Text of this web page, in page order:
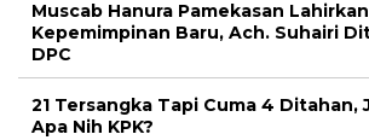
Muscab Hanura Pamekasan Lahirkan
Kepemimpinan Baru, Ach. Suhairi
DPC
21 Tersangka Tapi Cuma 4 Ditahan,
Apa Nih KPK?